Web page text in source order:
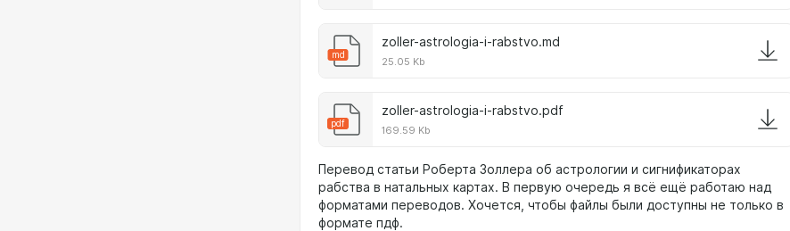
md
zoller-astrologia-i-rabstvo.md
25.05 Kb
pdf
zoller-astrologia-i-rabstvo.pdf
169.59 Kb
Перевод статьи Роберта Золлера об астрологии и сигнификаторах
рабства в натальных картах. В первую очередь я всё ещё работаю над
форматами переводов. Хочется, чтобы файлы были доступны не только в
формате пдф.